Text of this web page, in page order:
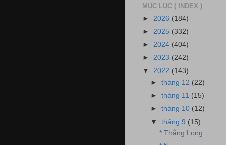
MỤC LỤC ( INDEX )
► 2026 (184)
► 2025 (332)
► 2024 (404)
► 2023 (242)
▼ 2022 (143)
►tháng 12 (22)
►tháng 11 (15)
►tháng 10 (12)
▼tháng 9 (15)
* Thằng Long